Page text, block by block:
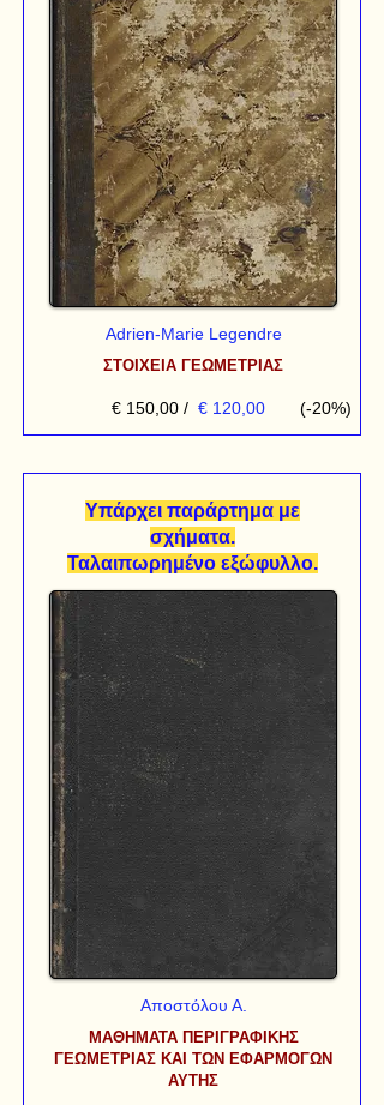
Adrien-Marie Legendre
ΣΤΟΙΧΕΙΑ ΓΕΩΜΕΤΡΙΑΣ
€ 150,00 / € 120,00 (-20%)
Υπάρχει παράρτημα με
σχήματα.
Ταλαιπωρημένο εξώφυλλο.
Αποστόλου Α.
ΜΑΘΗΜΑΤΑ ΠΕΡΙΓΡΑΦΙΚΗΣ
ΓΕΩΜΕΤΡΙΑΣ ΚΑΙ ΤΩΝ ΕΦΑΡΜΟΓΩΝ
ΑΥΤΗΣ